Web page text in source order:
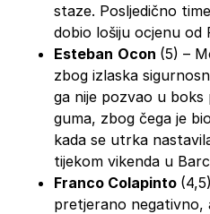
staze. Posljedično
dobio lošiju ocjenu od
Esteban Ocon (5) –
zbog izlaska
ga nije pozvao u
guma, zbog čega je
kada se utrka
tijekom vikenda u
Franco Colapinto
pretjerano negativno,